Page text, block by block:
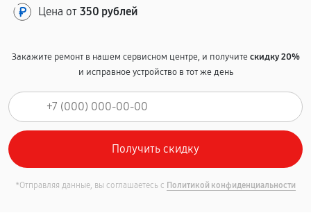
Цена от 350 рублей
Закажите ремонт в нашем сервисном центре, и получитескидку 20%
и исправное устройство в тот же день
*Отправляя данные, вы соглашаетесь с Политикой конфиденциальности